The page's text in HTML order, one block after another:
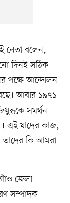
নেতা বলেন,
দিনই সঠিক
পক্ষে আন্দোলন
আবার ১৯৭১
সমর্থন
এই যাদের কাজ,
তাদের কি আমরা
জেলা
সম্পাদক